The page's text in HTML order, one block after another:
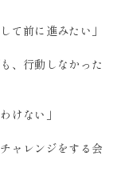
て前に進みたい」
、行動しなかった
けない」
ャレンジをする会